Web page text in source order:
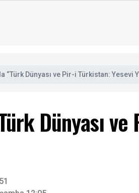
“Türk Dünyası ve Pir-i Türkistan: Yesevi
Dünyası